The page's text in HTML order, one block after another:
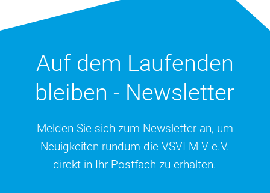
Auf dem Laufenden
bleiben - Newsletter
Melden Sie sich zum Newsletter an, um
Neuigkeiten rundum die VSVI M-V e.V.
direkt in Ihr Postfach zu erhalten.